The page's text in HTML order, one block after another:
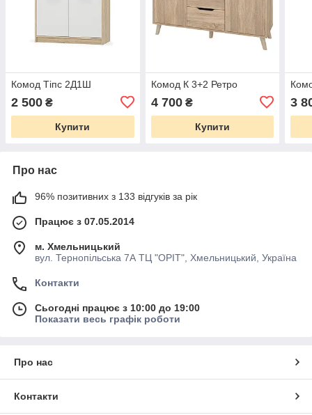
Комод Тіпс 2Д1Ш
2 500 ₴
Купити
Комод К 3+2 Ретро
4 700₴
Купити
3
Про нас
96% позитивних з 133 відгуків за рік
Працює з 07.05.2014
м. Хмельницький
вул. Тернопільська 7А ТЦ "ОРІТ", Хмельницький, Україна
Контакти
Сьогодні працює з 10:00 до 19:00
Показати весь графік роботи
Про нас
Контакти